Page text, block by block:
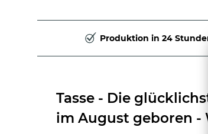
Produktion in 24
Tasse - Die
im August geboren -